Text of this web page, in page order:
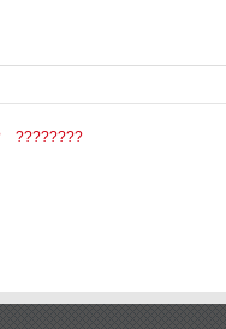
????????